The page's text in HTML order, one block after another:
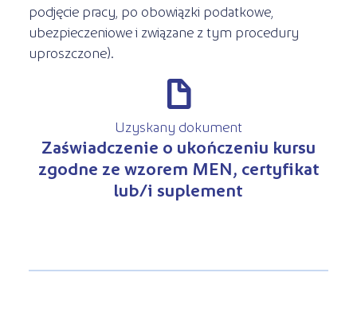
podjęcie pracy, po obowiązki podatkowe,
ubezpieczeniowe i związane z tym procedury
uproszczone).
d
Uzyskany dokument
Zaświadczenie o ukończeniu kursu
zgodne ze wzorem MEN, certyfikat
lub/i suplement